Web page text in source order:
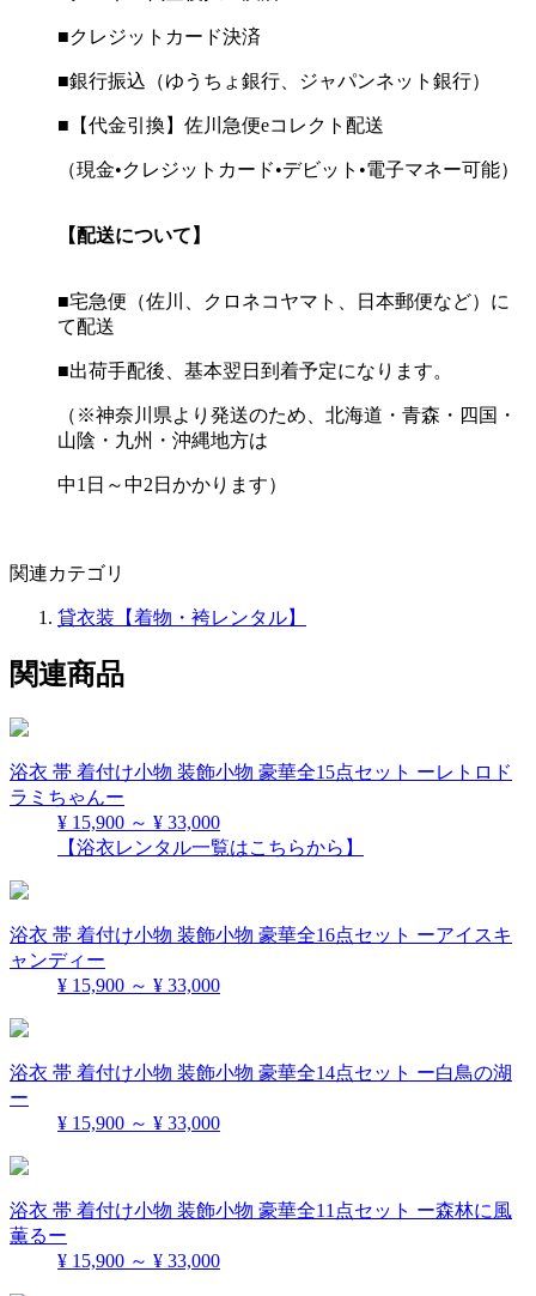
■クレジットカード決済
■銀行振込（ゆうちょ銀行、ジャパンネット銀行）
■【代金引換】佐川急便eコレクト配送
（現金•クレジットカード•デビット•電子マネー可能）
【配送について】
■宅急便（佐川、クロネコヤマト、日本郵便など）に
て配送
■出荷手配後、基本翌日到着予定になります。
（※神奈川県より発送のため、北海道・青森・四国・
山陰・九州・沖縄地方は
中1日～中2日かかります）
関連カテゴリ
貸衣装【着物・袴レンタル】
関連商品
浴衣 帯 着付け小物 装飾小物 豪華全15点セット ーレトロド
ラミちゃんー
¥ 15,900 ～ ¥ 33,000
【浴衣レンタル一覧はこちらから】
浴衣 帯 着付け小物 装飾小物 豪華全16点セット ーアイスキ
ャンディー
¥ 15,900 ～ ¥ 33,000
浴衣 帯 着付け小物 装飾小物 豪華全14点セット ー白鳥の湖
ー
¥ 15,900 ～ ¥ 33,000
浴衣 帯 着付け小物 装飾小物 豪華全11点セット ー森林に風
薫るー
¥ 15,900 ～ ¥ 33,000